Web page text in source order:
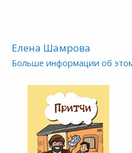
Елена Шамрова
Больше информации об